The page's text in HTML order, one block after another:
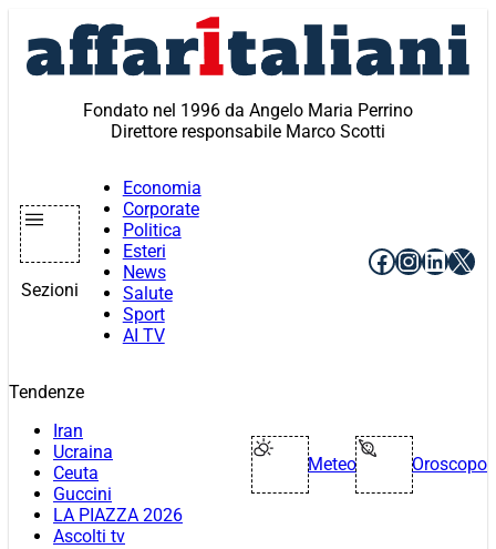
contenuto
Fondato nel 1996 da Angelo Maria Perrino
Direttore responsabile Marco Scotti
Sezioni
Economia
Corporate
Politica
Esteri
News
Salute
Sport
AI TV
Facebook
X
Tendenze
Iran
Ucraina
Ceuta
Guccini
LA PIAZZA 2026
Ascolti tv
Meteo Oroscopo